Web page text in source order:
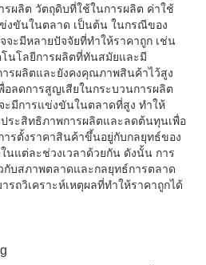
ผลิต วัตถุดิบที่ใช้ในการผลิต ค่าใช้
งขันในตลาด เป็นต้น ในกรณีของ
จะมีหลายปัจจัยที่ทำให้ราคาถูก เช่น
นโลยีการผลิตที่ทันสมัยและมี
รผลิตและยังคงคุณภาพสินค้าไว้สูง
อลดการสูญเสียในกระบวนการผลิต
ะมีการแข่งขันในตลาดที่สูง ทำให้
ระสิทธิภาพการผลิตและลดต้นทุนเพื่อ
รตั้งราคาสินค้าขึ้นอยู่กับกลยุทธ์ของ
แต่ละช่วงเวลาด้วยกัน ดังนั้น การ
กับสภาพตลาดและกลยุทธ์การตลาด
ถวิเคราะห์เหตุผลที่ทำให้ราคาถูกได้